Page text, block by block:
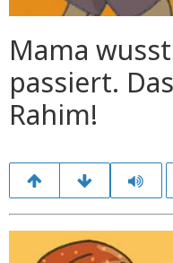
Mama
passiert.
Rahim!